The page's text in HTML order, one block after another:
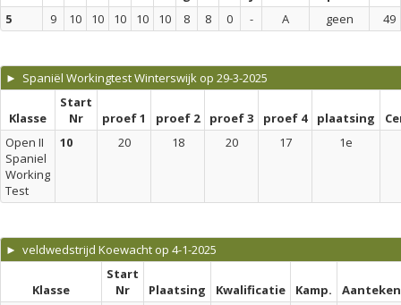
5
9 10 10 10 10 10 8 8 0 - A geen 49
► Spaniël Workingtest Winterswijk op 29-3-2025
Klasse
Start
Nr
proef 1 proef 2 proef 3 proef 4 plaatsing
Open II
Spaniel
Working
Test
10 20 18 20 17 1e
► veldwedstrijd Koewacht op 4-1-2025
Klasse
Start
Nr
Plaatsing Kwalificatie Kamp.